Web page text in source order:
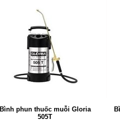
Bình phun thuốc muỗi Gloria
505T